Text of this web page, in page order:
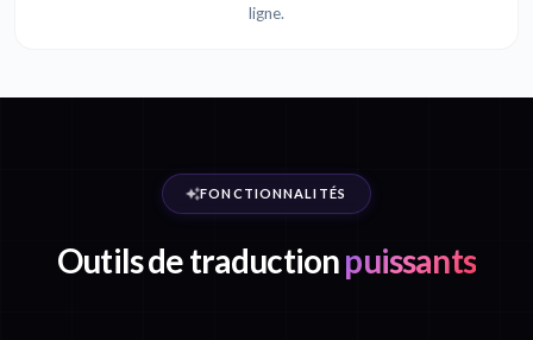
ligne.
FONCTIONNALITÉS
Outils de traductionpuissants